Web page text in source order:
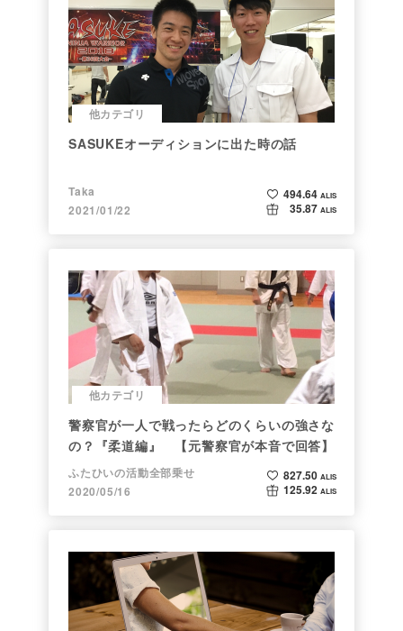
他カテゴリ
SASUKEオーディションに出た時の話
Taka
2021/01/22
494.64 ALIS
35.87 ALIS
他カテゴリ
警察官が一人で戦ったらどのくらいの強さな
の？『柔道編』 【元警察官が本音で回答】
ふたひいの活動全部乗せ
2020/05/16
827.50 ALIS
125.92 ALIS